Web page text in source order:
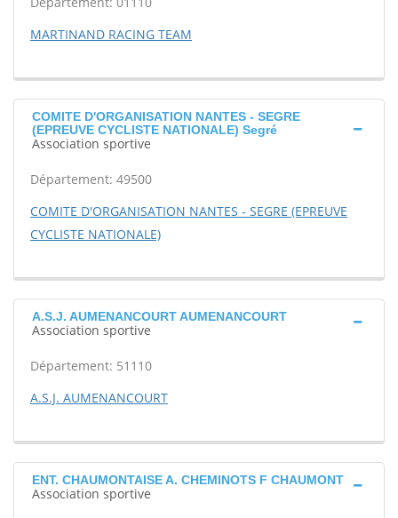
MARTINAND RACING TEAM
COMITE D'ORGANISATION NANTES - SEGRE
(EPREUVE CYCLISTE NATIONALE) Segré
Association sportive
Département: 49500
COMITE D'ORGANISATION NANTES - SEGRE (EPREUVE
CYCLISTE NATIONALE)
A.S.J. AUMENANCOURT AUMENANCOURT
Association sportive
Département: 51110
A.S.J. AUMENANCOURT
ENT. CHAUMONTAISE A. CHEMINOTS F CHAUMONT
Association sportive